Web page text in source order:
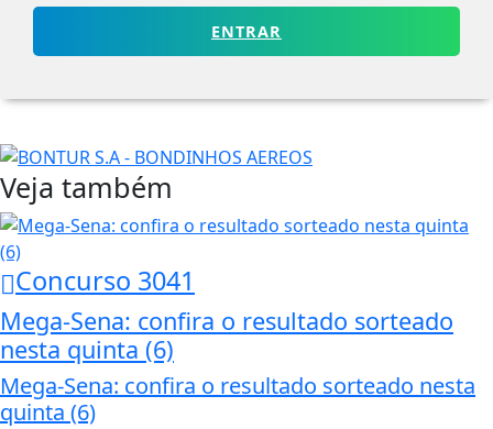
ENTRAR
Veja também
Concurso 3041
Mega-Sena: confira o resultado sorteado
nesta quinta (6)
Mega-Sena: confira o resultado sorteado nesta
quinta (6)